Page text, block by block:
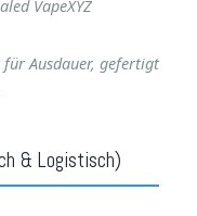
für Ausdauer, gefertigt
& Logistisch)